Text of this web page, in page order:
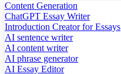
Content Generation
ChatGPT Essay Writer
Introduction Creator for Essays
AI sentence writer
AI content writer
AI phrase generator
AI Essay Editor